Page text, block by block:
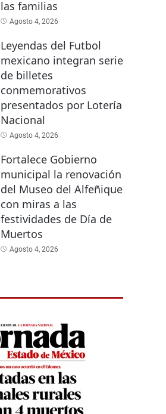
las familias
Agosto 4, 2026
Leyendas del Futbol
mexicano integran serie
de billetes
conmemorativos
presentados por Lotería
Nacional
Agosto 4, 2026
Fortalece Gobierno
municipal la renovación
del Museo del Alfeñique
con miras a las
festividades de Día de
Muertos
Agosto 4, 2026